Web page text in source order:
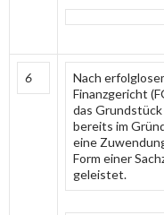
6
Nach
Finanzgericht
das
bereits im
eine
Form einer
geleistet.